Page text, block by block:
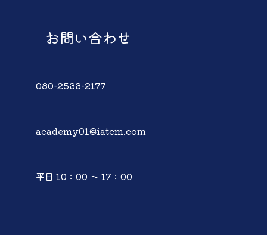
お問い合わせ
080-2533-2177
academy01@iatcm.com
平日 10：00 ～ 17：00